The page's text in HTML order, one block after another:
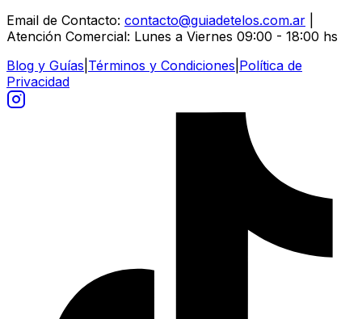
Email de Contacto: contacto@guiadetelos.com.ar
Atención Comercial: Lunes a Viernes 09:00 - 18:00 hs
Blog y Guías Términos y Condiciones Política de
Privacidad